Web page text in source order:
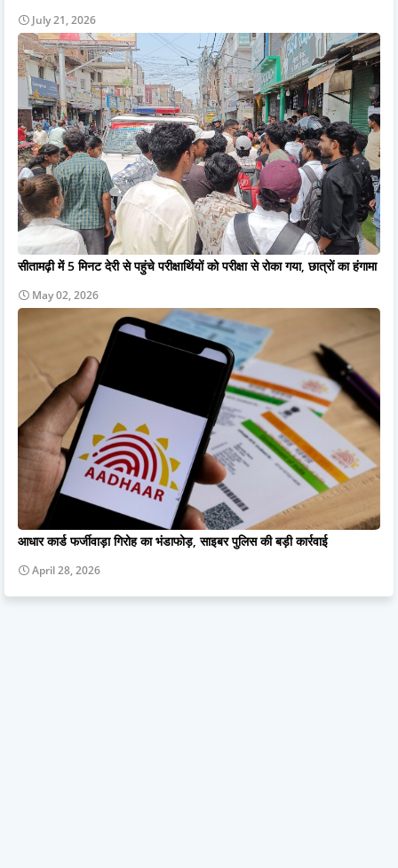
July 21, 2026
सीतामढ़ी में 5 मिनट देरी से पहुंचे परीक्षार्थियों को परीक्षा से रोका गया, छात्रों का हंगामा
May 02, 2026
आधार कार्ड फर्जीवाड़ा गिरोह का भंडाफोड़, साइबर पुलिस की बड़ी कार्रवाई
April 28, 2026